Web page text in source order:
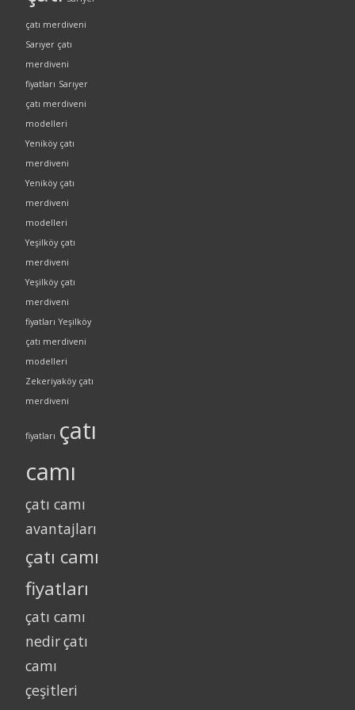
çatı merdiveni
Sarıyer çatı
merdiveni
fiyatları Sarıyer
çatı merdiveni
modelleri
Yeniköy çatı
merdiveni
Yeniköy çatı
merdiveni
modelleri
Yeşilköy çatı
merdiveni
Yeşilköy çatı
merdiveni
fiyatları Yeşilköy
çatı merdiveni
modelleri
Zekeriyaköy çatı
merdiveni
fiyatları çatı
camı
çatı camı
avantajları
çatı camı
fiyatları
çatı camı
nedirçatı
camı
çeşitleri